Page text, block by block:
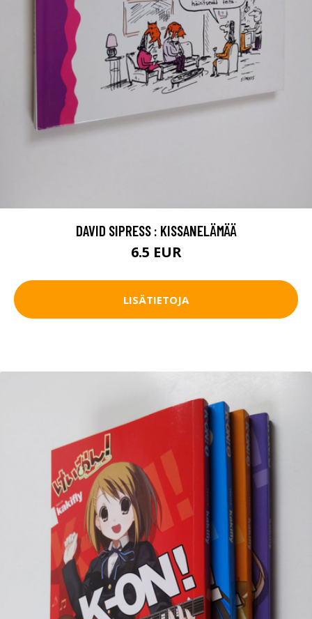
DAVID SIPRESS : KISSANELÄMÄÄ
6.5 EUR
LISÄTIETOJA